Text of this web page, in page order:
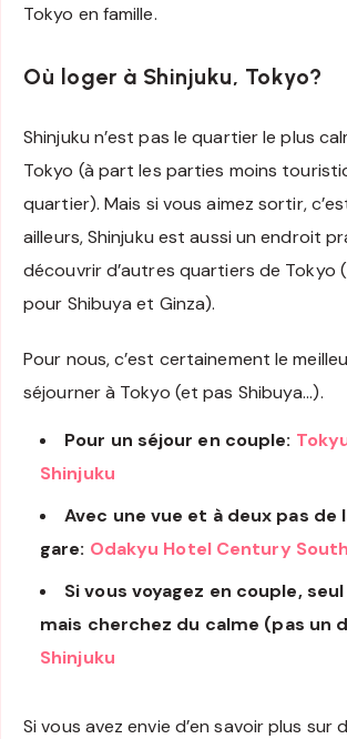
Tokyo en famille.
Où loger à Shinjuku, Tokyo?
Shinjuku n’est pas le quartier le plus
Tokyo (à part les parties moins
quartier). Mais si vous aimez sortir,
ailleurs, Shinjuku est aussi un endroit
découvrir d’autres quartiers de Tokyo
pour Shibuya et Ginza).
Pour nous, c’est certainement le
séjourner à Tokyo (et pas Shibuya…).
Pour un séjour en couple:
Shinjuku
Avec une vue et à deux pas de
gare: Odakyu Hotel Century
Si vous voyagez en couple,
mais cherchez du calme (pas un
Shinjuku
Si vous avez envie d’en savoir plus sur